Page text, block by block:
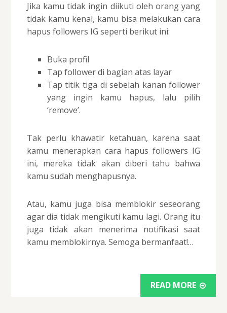
Jika kamu tidak ingin diikuti oleh orang yang
tidak kamu kenal, kamu bisa melakukan cara
hapus followers IG seperti berikut ini:
Buka profil
Tap follower di bagian atas layar
Tap titik tiga di sebelah kanan follower
yang ingin kamu hapus, lalu pilih
‘remove’.
Tak perlu khawatir ketahuan, karena saat
kamu menerapkan cara hapus followers IG
ini, mereka tidak akan diberi tahu bahwa
kamu sudah menghapusnya.
Atau, kamu juga bisa memblokir seseorang
agar dia tidak mengikuti kamu lagi. Orang itu
juga tidak akan menerima notifikasi saat
kamu memblokirnya. Semoga bermanfaat!…
READ MORE